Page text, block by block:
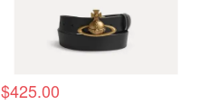
$425.00